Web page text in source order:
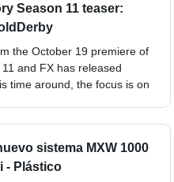
Season 11 teaser:
the October 19 premiere of
and FX has released
time around, the focus is on
sistema MXW 1000
- Plástico